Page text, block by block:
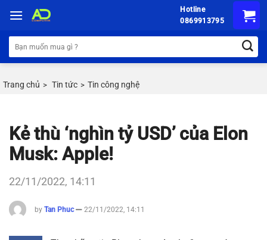
đến
nội
dung
Hotline
0869913795
Tìm
kiếm:
Trang chủ > Tin tức > Tin công nghệ
Kẻ thù ‘nghìn tỷ USD’ của Elon
Musk: Apple!
22/11/2022, 14:11
by Tan Phuc 22/11/2022, 14:11